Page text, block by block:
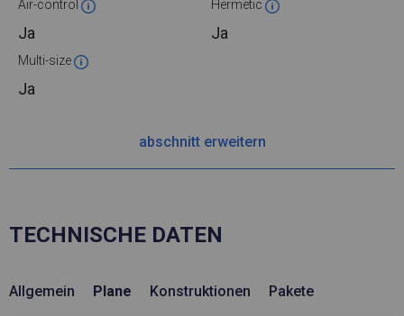
Air-control
Ja
Hermetic
Ja
Multi-size
Ja
abschnitt erweitern
TECHNISCHE DATEN
Allgemein Plane Konstruktionen Pakete